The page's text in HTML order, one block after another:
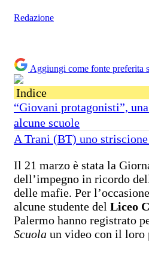
Redazione
Aggiungi come fonte preferita
Indice
“Giovani protagonisti”,
alcune scuole
A Trani (BT) uno
Il 21 marzo è stata la
dell’impegno in ricordo
delle mafie. Per
alcune studente del Liceo
Palermo hanno registrato
Scuola un video con il loro